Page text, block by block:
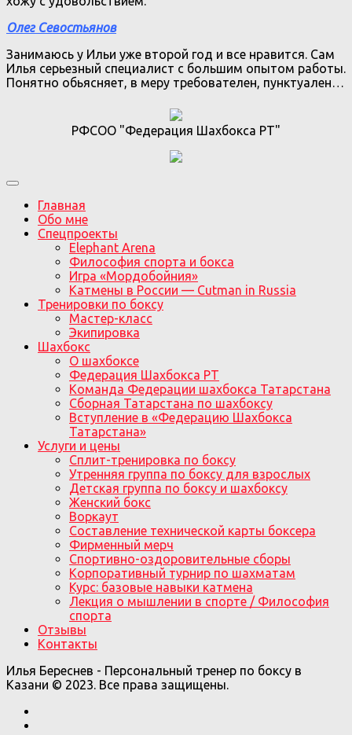
Олег Севостьянов
Занимаюсь у Ильи уже второй год и все нравится. Сам
Илья серьезный специалист с большим опытом работы.
Понятно обьясняет, в меру требователен, пунктуален…
РФСОО "Федерация Шахбокса РТ"
Главная
Обо мне
Спецпроекты
Elephant Arena
Философия спорта и бокса
Игра «Мордобойния»
Катмены в России — Cutman in Russia
Тренировки по боксу
Мастер-класс
Экипировка
Шахбокс
О шахбоксе
Федерация Шахбокса РТ
Команда Федерации шахбокса Татарстана
Сборная Татарстана по шахбоксу
Вступление в «Федерацию Шахбокса
Татарстана»
Услуги и цены
Сплит-тренировка по боксу
Утренняя группа по боксу для взрослых
Детская группа по боксу и шахбоксу
Женский бокс
Воркаут
Составление технической карты боксера
Фирменный мерч
Спортивно-оздоровительные сборы
Корпоративный турнир по шахматам
Курс: базовые навыки катмена
Лекция о мышлении в спорте / Философия
спорта
Отзывы
Контакты
Илья Береснев - Персональный тренер по боксу в
Казани © 2023. Все права защищены.